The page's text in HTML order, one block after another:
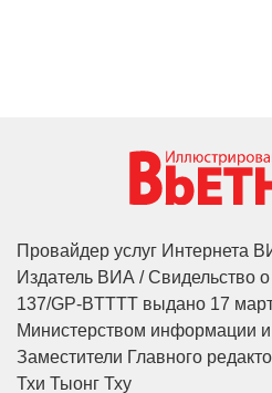
Провайдер услуг Интернета
Издатель ВИА / Свидельство
137/GP-BTTTT выдано 17
Министерством информации
Заместители Главного
Тхи Тыонг Тху